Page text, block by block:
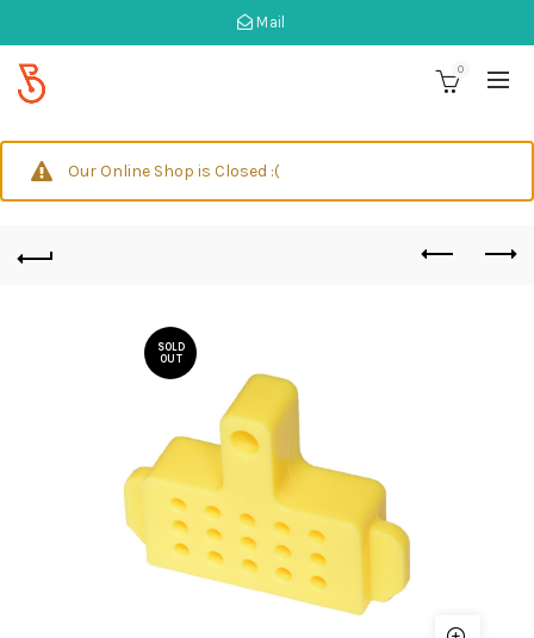
Mail
0
Our Online Shop is Closed :(
SOLD
OUT